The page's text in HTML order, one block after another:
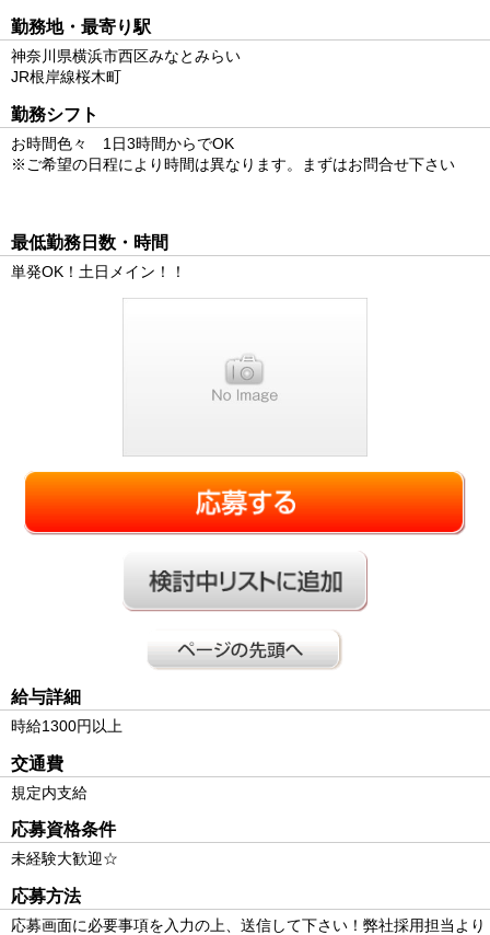
勤務地・最寄り駅
神奈川県横浜市西区みなとみらい
JR根岸線桜木町
勤務シフト
お時間色々 1日3時間からでOK
※ご希望の日程により時間は異なります。まずはお問合せ下さい
最低勤務日数・時間
単発OK！土日メイン！！
給与詳細
時給1300円以上
交通費
規定内支給
応募資格条件
未経験大歓迎☆
応募方法
応募画面に必要事項を入力の上、送信して下さい！弊社採用担当より